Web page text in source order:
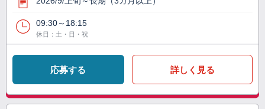
09:30～18:15
休日：土・日・祝
応募する 詳しく見る